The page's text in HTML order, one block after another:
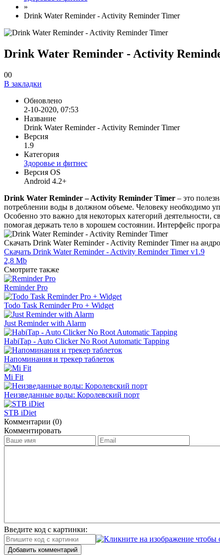
»
Drink Water Reminder - Activity Reminder Timer
Drink Water Reminder - Activity
00
В закладки
Обновлено
2-10-2020, 07:53
Название
Drink Water Reminder - Activity Reminder Timer
Версия
1.9
Категория
Здоровье и фитнес
Версия OS
Android 4.2+
Drink Water Reminder – Activity Reminder Timer – это
потреблении воды в должном объеме. Человеку необходимо
Особенно это важно для некоторых категорий
помогая держать тело в хорошем состоянии. Интерфейс
Скачать Drink Water Reminder - Activity Reminder Timer на
Скачать Drink Water Reminder - Activity Reminder Timer v1.9
2,8 Mb
Смотрите также
Reminder Pro
Todo Task Reminder Pro + Widget
Just Reminder with Alarm
HabiTap - Auto Clicker No Root Automatic Tapping
Напоминания и трекер таблеток
Mi Fit
Неизведанные воды: Королевский порт
STB iDiet
Комментарии (0)
Комментировать
Введите код с картинки:
Добавить комментарий